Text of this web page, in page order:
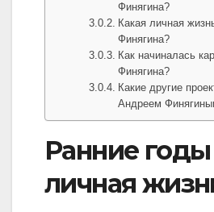
Финягина?
Какая личная
Финягина?
Как начиналась
Финягина?
Какие другие
Андреем
Ранние
личная